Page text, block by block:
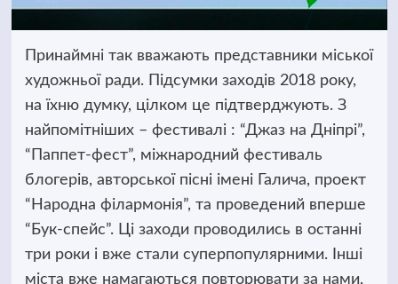
Принаймні так вважають представники міської
художньої ради. Підсумки заходів 2018 року,
на їхню думку, цілком це підтверджують. З
найпомітніших – фестивалі : “Джаз на Дніпрі”,
“Паппет-фест”, міжнародний фестиваль
блогерів, авторської пісні імені Галича, проект
“Народна філармонія”, та проведений вперше
“Бук-спейс”. Ці заходи проводились в останні
три роки і вже стали суперпопулярними. Інші
міста вже намагаються повторювати за нами,